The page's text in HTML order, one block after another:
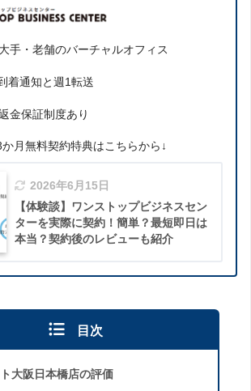
手・老舗のバーチャルオフィス
着通知と週1転送
金保証制度あり
月無料契約特典はこちらから↓
2026年6月15日
【体験談】ワンストップビジネスセン
ターを実際に契約！簡単？最短即日は
本当？契約後のレビューも紹介
目次
大阪日本橋店の評価